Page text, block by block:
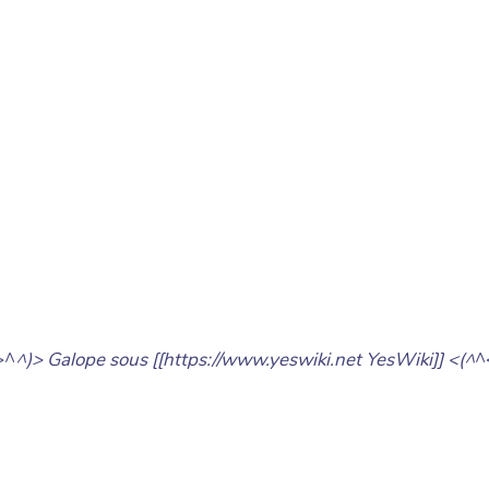
^)> Galope sous [[https://www.yeswiki.net YesWiki]] <(^